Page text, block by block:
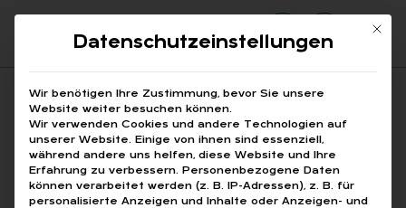
Suchfeld
Suchen
Breadcrumb-Navigation
STARTSEITE
PFLEGEBEITRAG ELTERNEIGENSCHAFT 2025
Mit
Datenschutzeinstellungen
Wir benötigen Ihre Zustimmung, bevor Sie unsere
Website weiter besuchen können.
Wir verwenden Cookies und andere Technologien auf
unserer Website. Einige von ihnen sind essenziell,
während andere uns helfen, diese Website und Ihre
Erfahrung zu verbessern. Personenbezogene Daten
können verarbeitet werden (z. B. IP-Adressen), z. B. für
personalisierte Anzeigen und Inhalte oder Anzeigen- und